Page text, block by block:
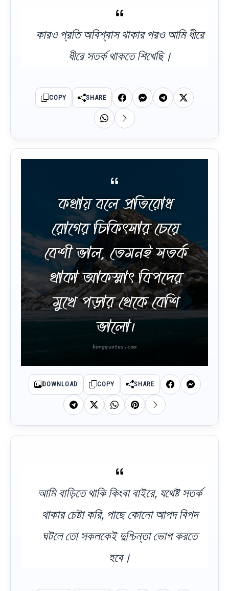
কারও প্রতি অবিশ্বাস থাকার পরও আমি ধীরে
ধীরে সতর্ক থাকতে শিখেছি।
COPY SHARE
কথায় বলে প্রতিরোধ
রোগের চিকিৎসার চেয়ে
বেশী ভাল, তেমনই সতর্ক
থাকা আকস্মাৎ বিপদের
মুখে পড়ার থেকে বেশি
ভালো।
DOWNLOAD COPY SHARE
আমি বাড়িতে থাকি কিংবা বাইরে, যথেষ্ট সতর্ক
থাকার চেষ্টা করি, পাছে কোনো আপদ বিপদ
ঘটলে তো সকলকেই দুশ্চিন্তা ভোগ করতে
হবে।